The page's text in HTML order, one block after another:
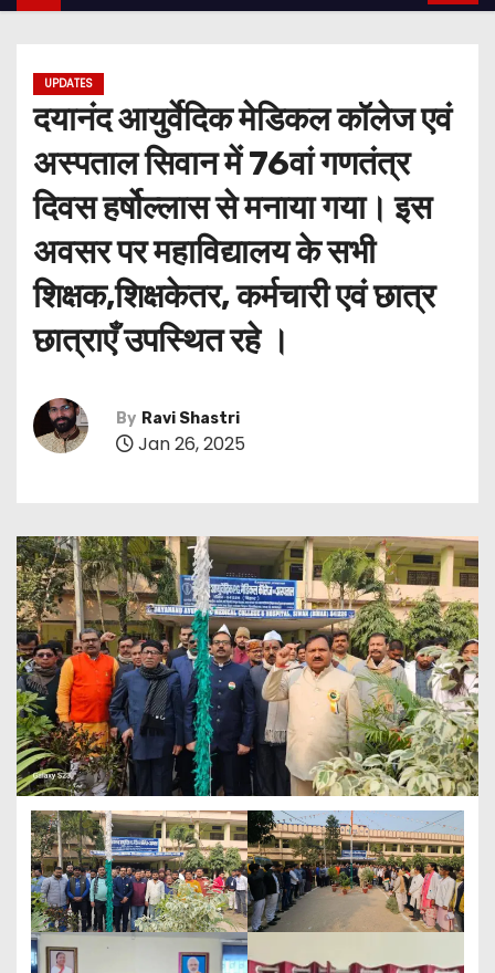
UPDATES
दयानंद आयुर्वेदिक मेडिकल कॉलेज एवं
अस्पताल सिवान में 76वां गणतंत्र
दिवस हर्षोल्लास से मनाया गया। इस
अवसर पर महाविद्यालय के सभी
शिक्षक,शिक्षकेतर, कर्मचारी एवं छात्र
छात्राएँ उपस्थित रहे ।
By Ravi Shastri
Jan 26, 2025